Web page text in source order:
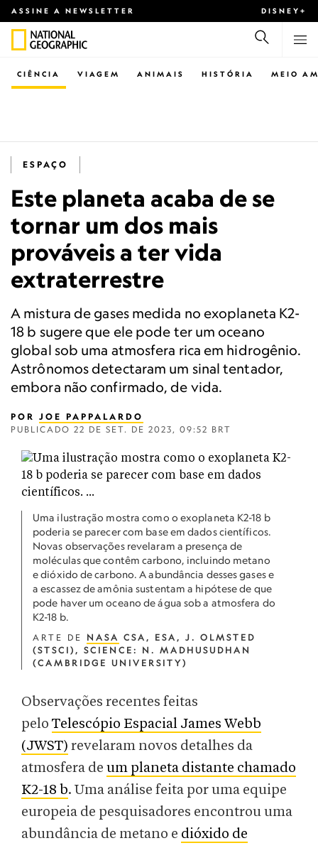
ASSINE A NEWSLETTER DISNEY+
CIÊNCIA VIAGEM ANIMAIS HISTÓRIA MEIO
ESPAÇO
Este planeta acaba de se
tornar um dos mais
prováveis a ter vida
extraterrestre
A mistura de gases medida no exoplaneta K2-
18 b sugere que ele pode ter um oceano
global sob uma atmosfera rica em hidrogênio.
Astrônomos detectaram um sinal tentador,
embora não confirmado, de vida.
POR JOE PAPPALARDO
PUBLICADO 22 DE SET. DE 2023, 09:52 BRT
Uma ilustração mostra como o exoplaneta K2-18 b
poderia se parecer com base em dados científicos.
Novas observações revelaram a presença de
moléculas que contêm carbono, incluindo metano
e dióxido de carbono. A abundância desses gases e
a escassez de amônia sustentam a hipótese de que
pode haver um oceano de água sob a atmosfera do
K2-18 b.
ARTE DE NASA CSA, ESA, J. OLMSTED
(STSCI), SCIENCE: N. MADHUSUDHAN
(CAMBRIDGE UNIVERSITY)
Observações recentes feitas
pelo Telescópio Espacial James Webb
(JWST) revelaram novos detalhes da
atmosfera de um planeta distante chamado
K2-18 b. Uma análise feita por uma equipe
europeia de pesquisadores encontrou uma
abundância de metano e dióxido de